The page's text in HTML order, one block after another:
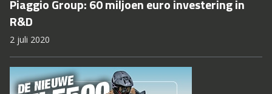
Piaggio Group: 60 miljoen euro investering in
R&D
2 juli 2020